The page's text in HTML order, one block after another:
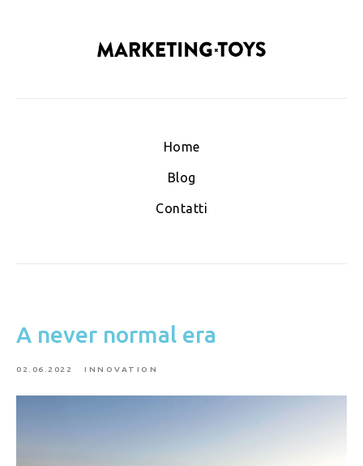
Home
Blog
Contatti
A never normal era
02.06.2022 INNOVATION